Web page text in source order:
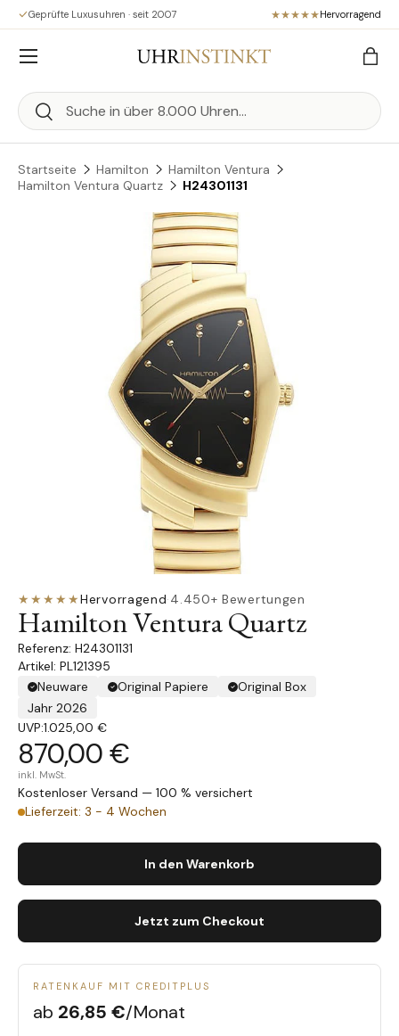
Direkt zum Inhalt
Geprüfte Luxusuhren · seit 2007 Hervorragend
Suchen
Suchen
Menü
Startseite Hamilton
Hamilton Ventura
Hamilton Ventura Quartz
H24301131
Zu Produktinformationen springen
★★★★★Hervorragend·4.450+ Bewertungen
Hamilton Ventura Quartz
H24301131
Artikel: PL121395
Neuware
Original Papiere
Original Box
Jahr 2026
UVP:1.025,00 €
870,00 €
inkl. MwSt.
Kostenloser Versand — 100 % versichert
Lieferzeit: 3 - 4 Wochen
In den Warenkorb
Jetzt zum Checkout
RATENKAUF MIT CREDITPLUS
ab 26,85 €/Monat